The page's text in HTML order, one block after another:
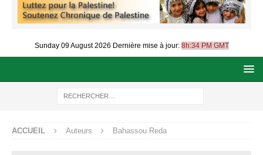
Sunday 09 August 2026 Dernière mise à jour: 8h:34 PM GMT
ACCUEIL Auteurs Bahassou Reda